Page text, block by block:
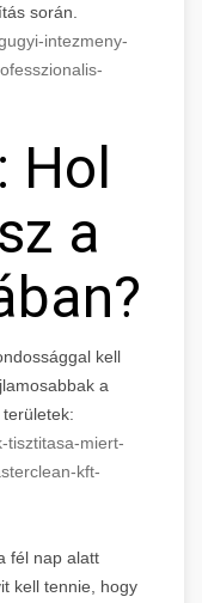
során.
intezmeny-
Hol
a
kell
a
tisztitasa-miert-
kft-
fél nap alatt
kell tennie, hogy